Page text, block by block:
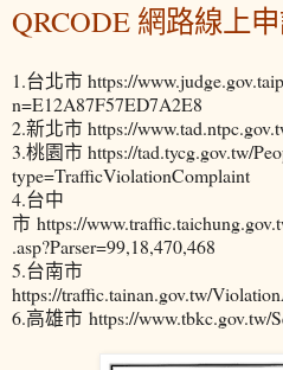
QRCODE 網路線上
1.台北市 https://
n=E12A87F57ED7A2E8
2.新北市 https://
3.桃園市 https://tad.tycg.gov.tw/
type=TrafficViolationComplaint
4.台中
市 https://
.asp?Parser=99,18,470,468
5.台南市
https://traffic.tainan.gov.tw/
6.高雄市 https://www.tbkc.gov.tw/